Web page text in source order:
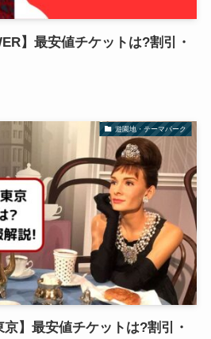
】最安値チケットは?割引・
遊園地・テーマパーク
京】最安値チケットは?割引・